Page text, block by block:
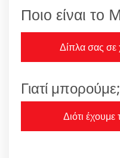
Ποιο είναι το
Δίπλα σας σε
Γιατί μπορούμε;
Διότι